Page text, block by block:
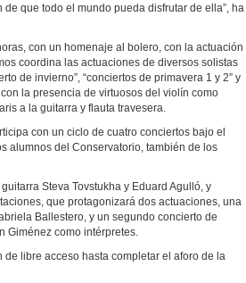
que todo el mundo pueda disfrutar de ella”, ha
con un homenaje al bolero, con la actuación
coordina las actuaciones de diversos solistas
de invierno”, “conciertos de primavera 1 y 2” y
la presencia de virtuosos del violín como
a la guitarra y flauta travesera.
con un ciclo de cuatro conciertos bajo el
alumnos del Conservatorio, también de los
Steva Tovstukha y Eduard Agulló, y
que protagonizará dos actuaciones, una
Ballestero, y un segundo concierto de
Giménez como intérpretes.
libre acceso hasta completar el aforo de la